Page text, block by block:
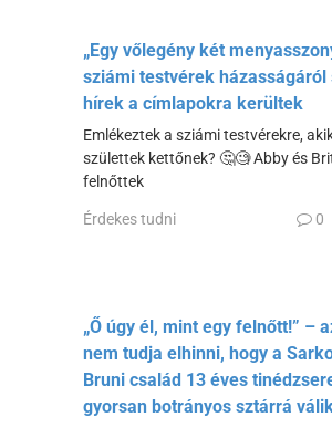
„Egy vőlegény két
sziámi testvérek házasságáról
hírek a címlapokra kerültek
Emlékeztek a sziámi testvérekre,
születtek kettőnek? 🤔🧐 Abby és
felnőttek
Érdekes tudni 0
„Ő úgy él, mint egy felnőtt!” –
nem tudja elhinni, hogy a
Bruni család 13 éves
gyorsan botrányos sztárrá